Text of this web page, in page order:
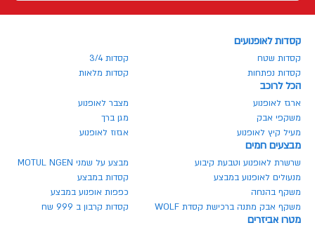
קסדות לאופנועים
קסדות שטח
קסדות 3/4
קסדות נפתחות
קסדות מלאות
הכל לרוכב
ארגז לאופנוע
מצבר לאופנוע
משקפי אבק
מגן ברך
מעיל קיץ לאופנוע
אגזוז לאופנוע
מבצעים חמים
שרשרת לאופנוע וטבעת קיבוע
מבצע על שמני MOTUL NGEN
מנעולים לאופנוע במבצע
קסדות במבצע
משקף בהנחה
כפפות אופנוע במבצע
משקף אבק מתנה ברכישת קסדת WOLF
קסדות קרבון ב 999 שח
מטרו אביזרים